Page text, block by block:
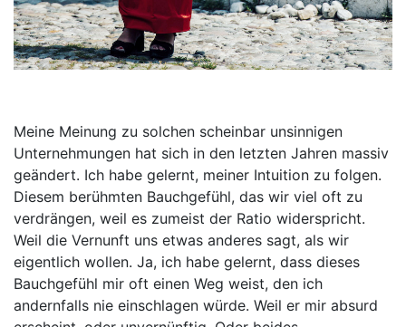
Meine Meinung zu solchen scheinbar unsinnigen
Unternehmungen hat sich in den letzten Jahren massiv
geändert. Ich habe gelernt, meiner Intuition zu folgen.
Diesem berühmten Bauchgefühl, das wir viel oft zu
verdrängen, weil es zumeist der Ratio widerspricht.
Weil die Vernunft uns etwas anderes sagt, als wir
eigentlich wollen. Ja, ich habe gelernt, dass dieses
Bauchgefühl mir oft einen Weg weist, den ich
andernfalls nie einschlagen würde. Weil er mir absurd